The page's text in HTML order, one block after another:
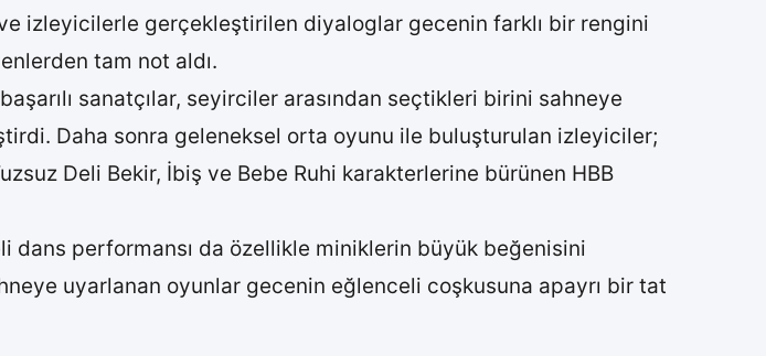
izleyicilerle gerçekleştirilen diyaloglar gecenin farklı bir rengini
tam not aldı.
sanatçılar, seyirciler arasından seçtikleri birini sahneye
Daha sonra geleneksel orta oyunu ile buluşturulan izleyiciler;
Deli Bekir, İbiş ve Bebe Ruhi karakterlerine bürünen HBB
dans performansı da özellikle miniklerin büyük beğenisini
uyarlanan oyunlar gecenin eğlenceli coşkusuna apayrı bir tat